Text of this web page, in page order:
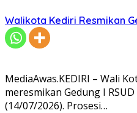
Walikota Kediri Resmikan
MediaAwas.KEDIRI – Wali
meresmikan Gedung I
(14/07/2026). Prosesi…